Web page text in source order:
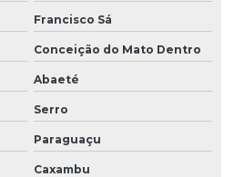
Francisco Sá
Conceição do Mato Dentro
Abaeté
Serro
Paraguaçu
Caxambu